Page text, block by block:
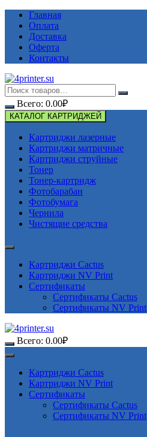
Перейти
содержимому
Главная
Оплата
Доставка
Оферта
Контакты
Всего: 0.00₽
КАТАЛОГ КАРТРИДЖЕЙ
Картриджи лазерные
Картриджи матричные
Картриджи струйные
Тонер
Тонер-картридж
Фотобарабан
Фотобумага
Чернила
Чистящие средства
Картриджи Cactus
Картриджи NV Print
Сертификаты
Сертификаты Cactus
Сертификаты NV Print
Всего: 0.00₽
Картриджи Cactus
Картриджи NV Print
Сертификаты
Сертификаты Cactus
Сертификаты NV Print